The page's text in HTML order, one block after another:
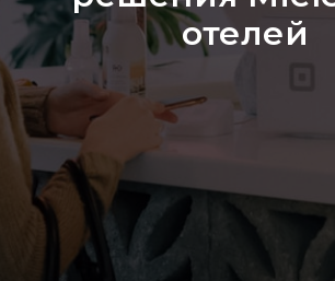
отелей